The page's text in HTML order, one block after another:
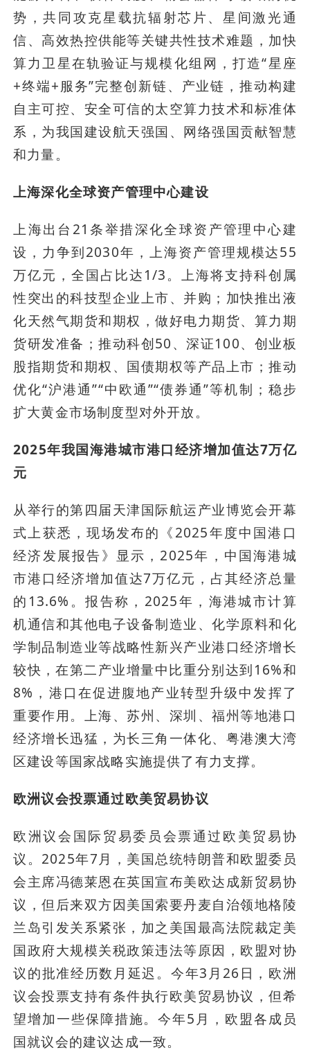
势，共同攻克星载抗辐射芯片、星间激光通
信、高效热控供能等关键共性技术难题，加快
算力卫星在轨验证与规模化组网，打造“星座
+终端+服务”完整创新链、产业链，推动构建
自主可控、安全可信的太空算力技术和标准体
系，为我国建设航天强国、网络强国贡献智慧
和力量。
上海深化全球资产管理中心建设
上海出台21条举措深化全球资产管理中心建
设，力争到2030年，上海资产管理规模达55
万亿元，全国占比达1/3。上海将支持科创属
性突出的科技型企业上市、并购；加快推出液
化天然气期货和期权，做好电力期货、算力期
货研发准备；推动科创50、深证100、创业板
股指期货和期权、国债期权等产品上市；推动
优化“沪港通”“中欧通”“债券通”等机制；稳步
扩大黄金市场制度型对外开放。
2025年我国海港城市港口经济增加值达7万亿
元
从举行的第四届天津国际航运产业博览会开幕
式上获悉，现场发布的《2025年度中国港口
经济发展报告》显示，2025年，中国海港城
市港口经济增加值达7万亿元，占其经济总量
的13.6%。报告称，2025年，海港城市计算
机通信和其他电子设备制造业、化学原料和化
学制品制造业等战略性新兴产业港口经济增长
较快，在第二产业增量中比重分别达到16%和
8%，港口在促进腹地产业转型升级中发挥了
重要作用。上海、苏州、深圳、福州等地港口
经济增长迅猛，为长三角一体化、粤港澳大湾
区建设等国家战略实施提供了有力支撑。
欧洲议会投票通过欧美贸易协议
欧洲议会国际贸易委员会票通过欧美贸易协
议。2025年7月，美国总统特朗普和欧盟委员
会主席冯德莱恩在英国宣布美欧达成新贸易协
议，但后来双方因美国索要丹麦自治领地格陵
兰岛引发关系紧张，加之美国最高法院裁定美
国政府大规模关税政策违法等原因，欧盟对协
议的批准经历数月延迟。今年3月26日，欧洲
议会投票支持有条件执行欧美贸易协议，但希
望增加一些保障措施。今年5月，欧盟各成员
国就议会的建议达成一致。